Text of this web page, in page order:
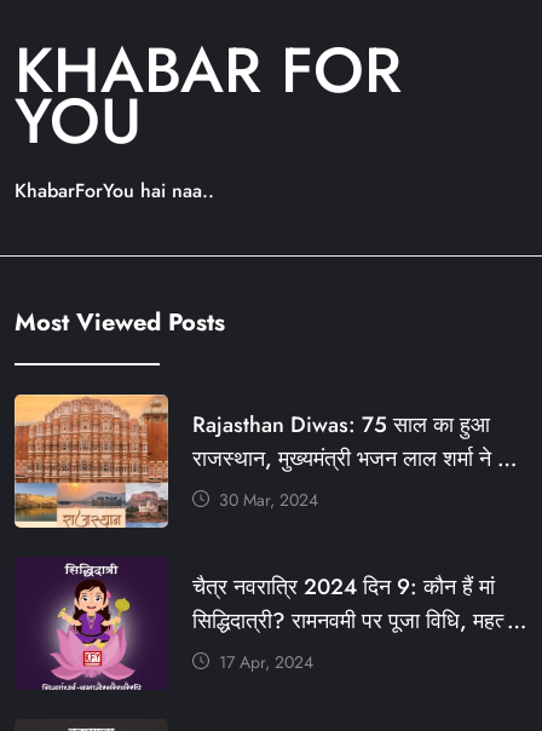
KHABAR FOR
YOU
KhabarForYou hai naa..
Most Viewed Posts
Rajasthan Diwas: 75 साल का हुआ
राजस्थान, मुख्यमंत्री भजन लाल शर्मा ने दी
बधाई, आज फ्री रहेंगी ये सेवाएं
#KHABARFORYOU #KFYNEWS
#KFYSOCIAL
30 Mar, 2024
चैत्र नवरात्रि 2024 दिन 9: कौन हैं मां
सिद्धिदात्री? रामनवमी पर पूजा विधि, महत्व,
रंग, प्रसाद #KFY #KFYNEWS
17 Apr, 2024